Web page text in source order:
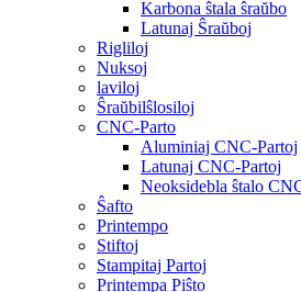
Karbona ŝtala ŝraŭbo
Latunaj Ŝraŭboj
Rigliloj
Nuksoj
laviloj
Ŝraŭbilŝlosiloj
CNC-Parto
Aluminiaj CNC-Partoj
Latunaj CNC-Partoj
Neoksidebla ŝtalo
Ŝafto
Printempo
Stiftoj
Stampitaj Partoj
Printempa Piŝto